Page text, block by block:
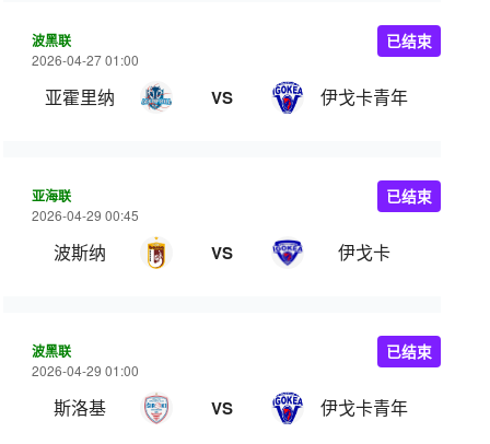
波黑联
2026-04-27 01:00
亚霍里纳 VS 伊戈卡青年
已结束
亚海联
2026-04-29 00:45
波斯纳 VS 伊戈卡
已结束
波黑联
2026-04-29 01:00
斯洛基 VS 伊戈卡青年
已结束